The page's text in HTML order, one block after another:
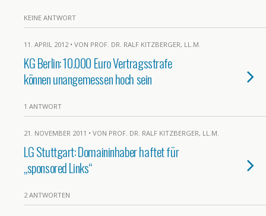
KEINE ANTWORT
11. APRIL 2012 • VON PROF. DR. RALF KITZBERGER, LL.M.
KG Berlin: 10.000 Euro Vertragsstrafe
können unangemessen hoch sein
1 ANTWORT
21. NOVEMBER 2011 • VON PROF. DR. RALF KITZBERGER, LL.M.
LG Stuttgart: Domaininhaber haftet für
„sponsored Links“
2 ANTWORTEN